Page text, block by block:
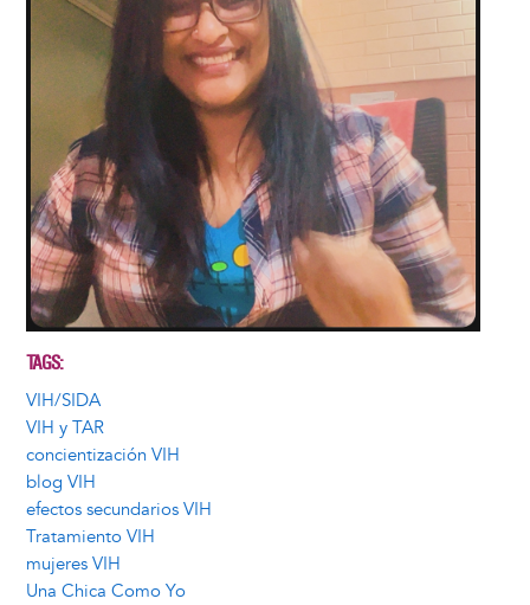
TAGS
VIH/SIDA
VIH y TAR
concientización VIH
blog VIH
efectos secundarios VIH
Tratamiento VIH
mujeres VIH
Una Chica Como Yo